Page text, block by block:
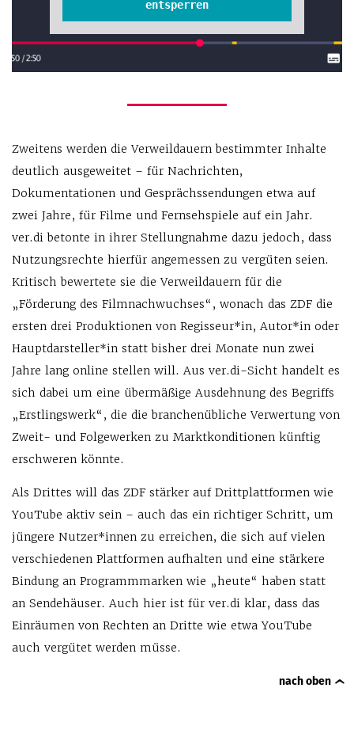
entsperren
Zweitens werden die Verweildauern bestimmter Inhalte
deutlich ausgeweitet – für Nachrichten,
Dokumentationen und Gesprächssendungen etwa auf
zwei Jahre, für Filme und Fernsehspiele auf ein Jahr.
ver.di betonte in ihrer Stellungnahme dazu jedoch, dass
Nutzungsrechte hierfür angemessen zu vergüten seien.
Kritisch bewertete sie die Verweildauern für die
„Förderung des Filmnachwuchses“, wonach das ZDF die
ersten drei Produktionen von Regisseur*in, Autor*in oder
Hauptdarsteller*in statt bisher drei Monate nun zwei
Jahre lang online stellen will. Aus ver.di-Sicht handelt es
sich dabei um eine übermäßige Ausdehnung des Begriffs
„Erstlingswerk“, die die branchenübliche Verwertung von
Zweit- und Folgewerken zu Marktkonditionen künftig
erschweren könnte.
Als Drittes will das ZDF stärker auf Drittplattformen wie
YouTube aktiv sein – auch das ein richtiger Schritt, um
jüngere Nutzer*innen zu erreichen, die sich auf vielen
verschiedenen Plattformen aufhalten und eine stärkere
Bindung an Programmmarken wie „heute“ haben statt
an Sendehäuser. Auch hier ist für ver.di klar, dass das
Einräumen von Rechten an Dritte wie etwa YouTube
auch vergütet werden müsse.
nach oben